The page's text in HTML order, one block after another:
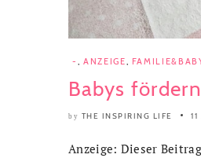
- , ANZEIGE,
Babys
by THE INSPIRING LIFE
Anzeige: Dieser